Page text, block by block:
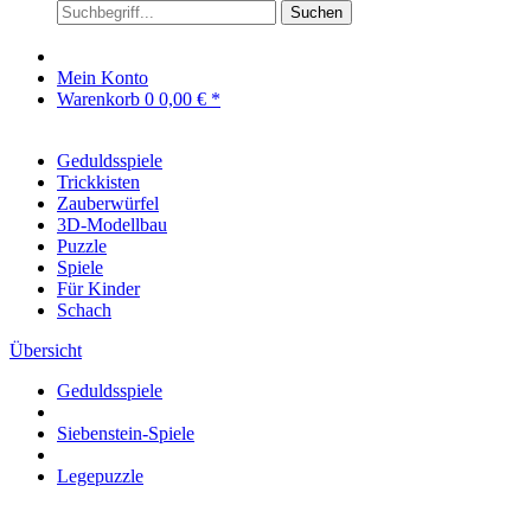
Suchen
Mein Konto
Warenkorb 0 0,00 € *
Geduldsspiele
Trickkisten
Zauberwürfel
3D-Modellbau
Puzzle
Spiele
Für Kinder
Schach
Übersicht
Geduldsspiele
Siebenstein-Spiele
Legepuzzle